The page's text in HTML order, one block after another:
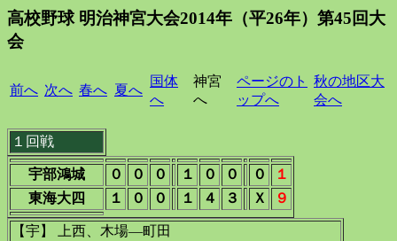
高校野球 明治神宮大会2014年（平26年）第45回大
会
前へ 次へ 春へ 夏へ
国体
へ
神宮
へ
ページのト
ップへ
秋の地区大
会へ
１回戦
宇部鴻城 ０ ０ ０ １ ０ ０ ０
１
東海大四
１ ０ ０ １ ４ ３ Ｘ ９
【宇】 上西、木場―町田